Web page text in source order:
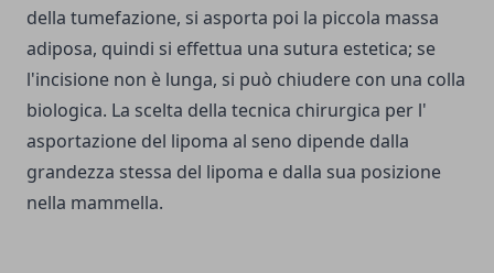
della tumefazione, si asporta poi la piccola massa
adiposa, quindi si effettua una sutura estetica; se
l'incisione non è lunga, si può chiudere con una colla
biologica. La scelta della tecnica chirurgica per l'
asportazione del lipoma al seno dipende dalla
grandezza stessa del lipoma e dalla sua posizione
nella mammella.